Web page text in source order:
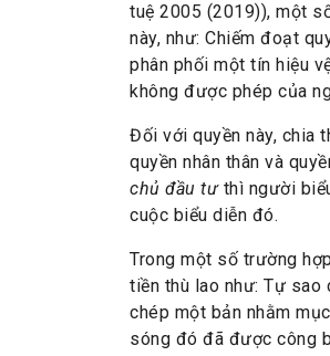
tuệ 2005 (2019)), một
này, như: Chiếm đoạt
phân phối một tín hiệu
không được phép của
Đối với quyền này, chia
quyền nhân thân và
chủ đầu tư thì người
cuộc biểu diễn đó.
Trong một số trường
tiền thù lao như: Tự sao
chép một bản nhằm
sóng đó đã được công